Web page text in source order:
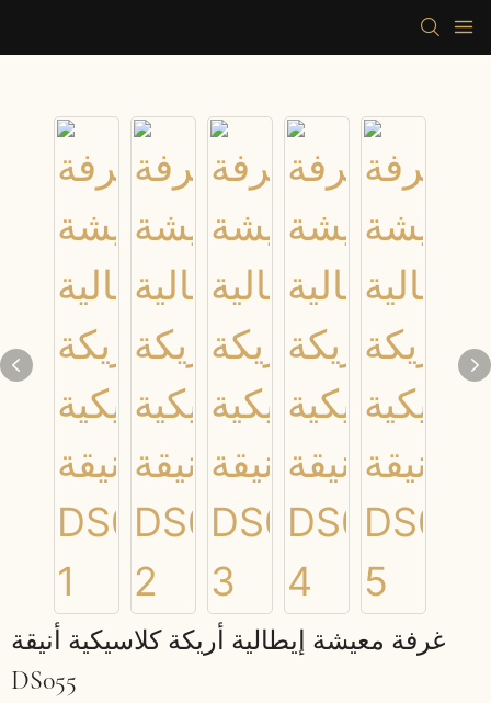
غرفة معيشة إيطالية أريكة كلاسيكية أنيقة
DS055